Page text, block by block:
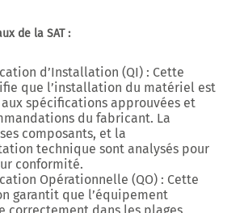
de la SAT :
d’Installation (QI) : Cette
que l’installation du matériel est
spécifications approuvées et
du fabricant. La
composants, et la
technique sont analysés pour
conformité.
Opérationnelle (QO) : Cette
garantit que l’équipement